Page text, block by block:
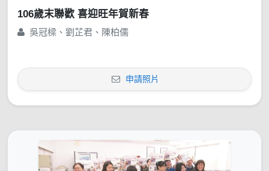
106歲末聯歡 喜迎旺年賀新春
吳冠樑、劉芷君、陳柏儒
申請照片